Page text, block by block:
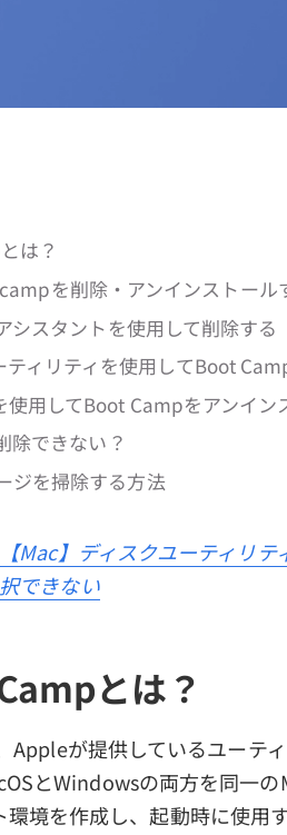
は？
を削除・アンインストール
シスタントを使用して削除する
ティリティを使用してBoot
使用してBoot Campをアンイン
できない？
ジを掃除する方法
【Mac】ディスクユーティリ
択できない
とは？
Appleが提供しているユーテ
とWindowsの両方を同一の
境を作成し、起動時に使用